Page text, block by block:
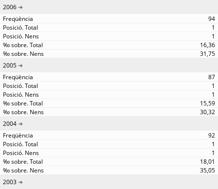
2006
94
1
1
16,36
31,75
2005
87
1
1
15,59
30,32
2004
92
1
1
18,01
35,05
2003